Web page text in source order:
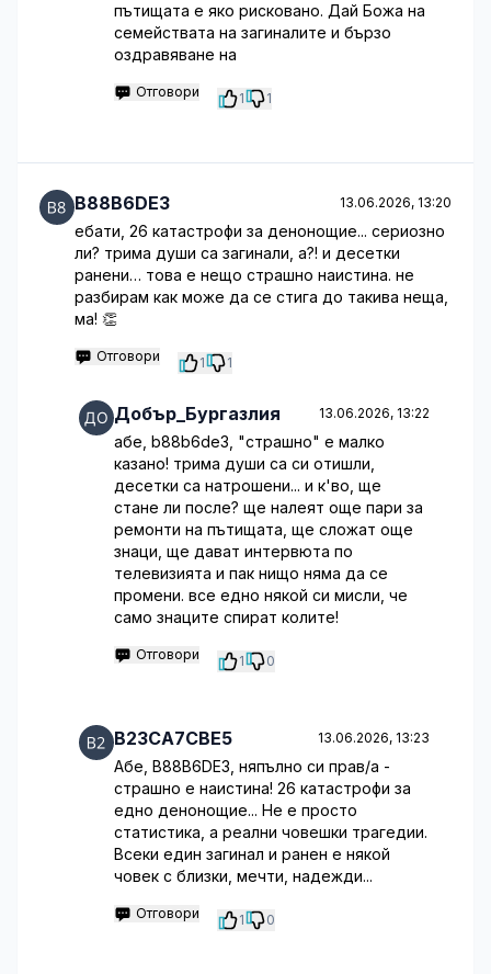
пътищата е яко рисковано. Дай Божа на
семействата на загиналите и бързо
оздравяване на
Отговори 1 1
B88B6DE3 13.06.2026, 13:20
ебати, 26 катастрофи за денонощие... сериозно
ли? трима души са загинали, а?! и десетки
ранени… това е нещо страшно наистина. не
разбирам как може да се стига до такива неща,
ма! 👏
Отговори 1 1
Добър_Бургазлия 13.06.2026, 13:22
абе, b88b6de3, "страшно" е малко
казано! трима души са си отишли,
десетки са натрошени... и к'во, ще
стане ли после? ще налеят още пари за
ремонти на пътищата, ще сложат още
знаци, ще дават интервюта по
телевизията и пак нищо няма да се
промени. все едно някой си мисли, че
само знаците спират колите!
Отговори 1 0
B23CA7CBE5 13.06.2026, 13:23
Абе, B88B6DE3, няпълно си прав/а -
страшно е наистина! 26 катастрофи за
едно денонощие... Не е просто
статистика, а реални човешки трагедии.
Всеки един загинал и ранен е някой
човек с близки, мечти, надежди...
Отговори 1 0